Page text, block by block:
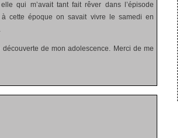
qui m’avait tant fait rêver dans l’épisode
cette époque on savait vivre le samedi en
de mon adolescence. Merci de me